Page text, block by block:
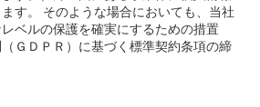
す。 そのような場合においても、当社
ベルの保護を確実にするための措置
（ＧＤＰＲ）に基づく標準契約条項の締